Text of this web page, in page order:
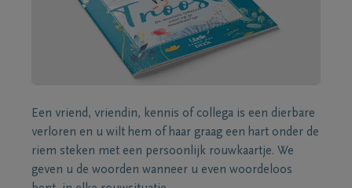
Een vriend, vriendin, kennis of collega is een dierbare
verloren en u wilt hem of haar graag een hart onder de
riem steken met een persoonlijk rouwkaartje. We
geven u de woorden wanneer u even woordeloos